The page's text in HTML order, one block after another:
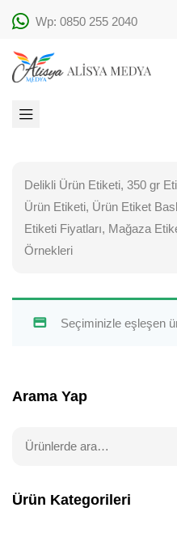
Wp: 0850 255 2040
Delikli Ürün Etiketi, 350 gr
Ürün Etiketi, Ürün Etiket
Etiketi Fiyatları, Mağaza
Örnekleri
Seçiminizle eşleşen
Arama Yap
Ürün Kategorileri